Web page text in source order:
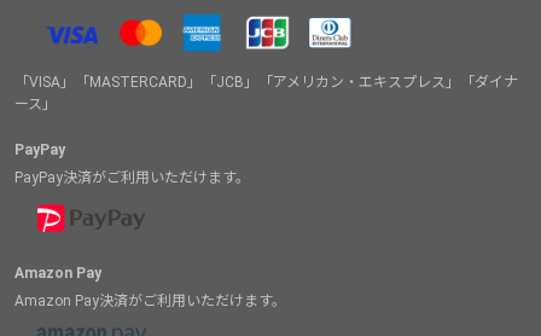
「VISA」「MASTERCARD」「JCB」「アメリカン・エキスプレス」「ダイナ
ース」
PayPay
PayPay決済がご利用いただけます。
Amazon Pay
Amazon Pay決済がご利用いただけます。